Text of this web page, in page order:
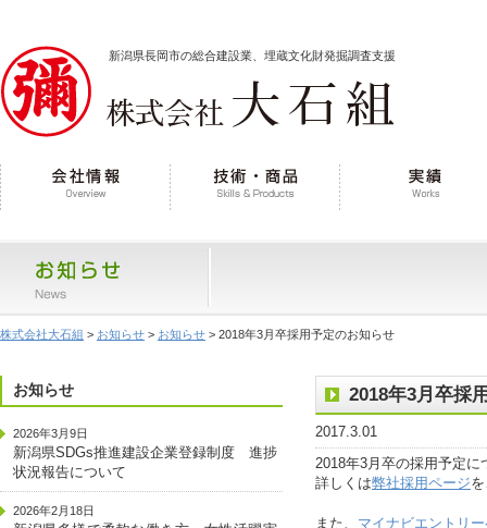
新潟県長岡市の総合建設業、埋蔵文化財発掘調査支援
株式会社大石組 > お知らせ > お知らせ > 2018年3月卒採用予定のお知らせ
2018年3月卒採
2017.3.01
2018年3月卒の採用予定
詳しくは弊社採用ページ
また、 マイナビエントリ
お知らせ
2026年3月9日
新潟県SDGs推進建設企業登録制度 進捗
状況報告について
2026年2月18日